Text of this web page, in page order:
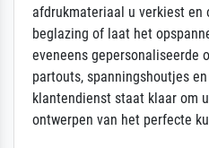
afdrukmateriaal u verkiest en
beglazing of laat het
eveneens gepersonaliseerde
partouts, spanningshoutjes
klantendienst staat klaar om
ontwerpen van het perfecte